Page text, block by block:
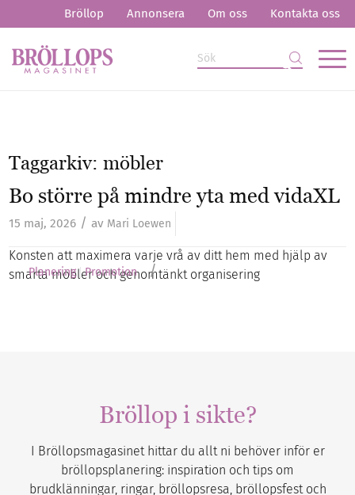
Bröllop Annonsera Om oss Kontakta oss
Taggarkiv:möbler
Bo större på mindre yta med vidaXL
15 maj, 2026 / av Mari Loewen
Konsten att maximera varje vrå av ditt hem med hjälp av
smarta möbler och genomtänkt organisering
Planering Promotion /
Bröllop i sikte?
I Bröllopsmagasinet hittar du allt ni behöver inför er
bröllopsplanering: inspiration och tips om
brudklänningar, ringar, bröllopsresa, bröllopsfest och